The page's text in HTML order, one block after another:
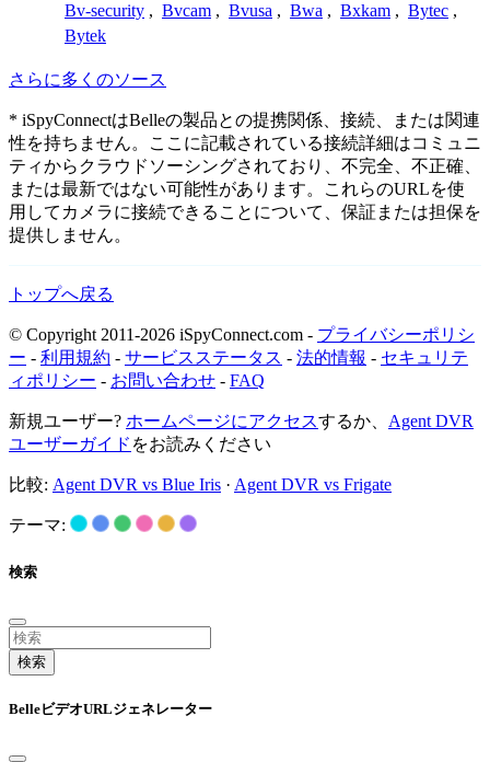
Bv-security , Bvcam , Bvusa , Bwa , Bxkam , Bytec ,
Bytek
さらに多くのソース
* iSpyConnectはBelleの製品との提携関係、接続、または関連
性を持ちません。ここに記載されている接続詳細はコミュニ
ティからクラウドソーシングされており、不完全、不正確、
または最新ではない可能性があります。これらのURLを使
用してカメラに接続できることについて、保証または担保を
提供しません。
トップへ戻る
© Copyright 2011-2026 iSpyConnect.com - プライバシーポリシ
ー - 利用規約 - サービスステータス - 法的情報 - セキュリテ
ィポリシー - お問い合わせ - FAQ
新規ユーザー? ホームページにアクセスするか、 Agent DVR
ユーザーガイド をお読みください
比較: Agent DVR vs Blue Iris · Agent DVR vs Frigate
テーマ:
検索
検索
BelleビデオURLジェネレーター